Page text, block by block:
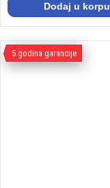
Dodaj u korpu
5 godina garancije